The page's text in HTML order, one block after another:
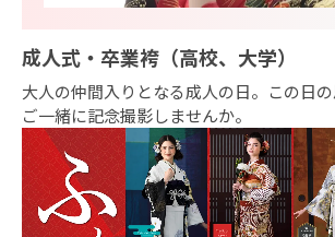
成人式・卒業袴（高校、大学）
大人の仲間入りとなる成人の日。この日
ご一緒に記念撮影しませんか。